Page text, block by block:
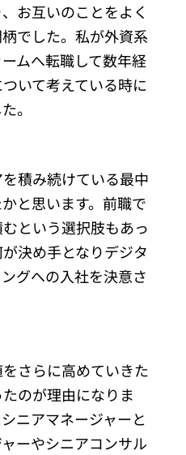
お互いのことをよく
でした。私が外資系
ムへ転職して数年経
いて考えている時に
。
積み続けている最中
と思います。前職で
という選択肢もあっ
決め手となりデジタ
グへの入社を決意さ
さらに高めていきた
のが理由になりま
ニアマネージャーと
ーやシニアコンサル